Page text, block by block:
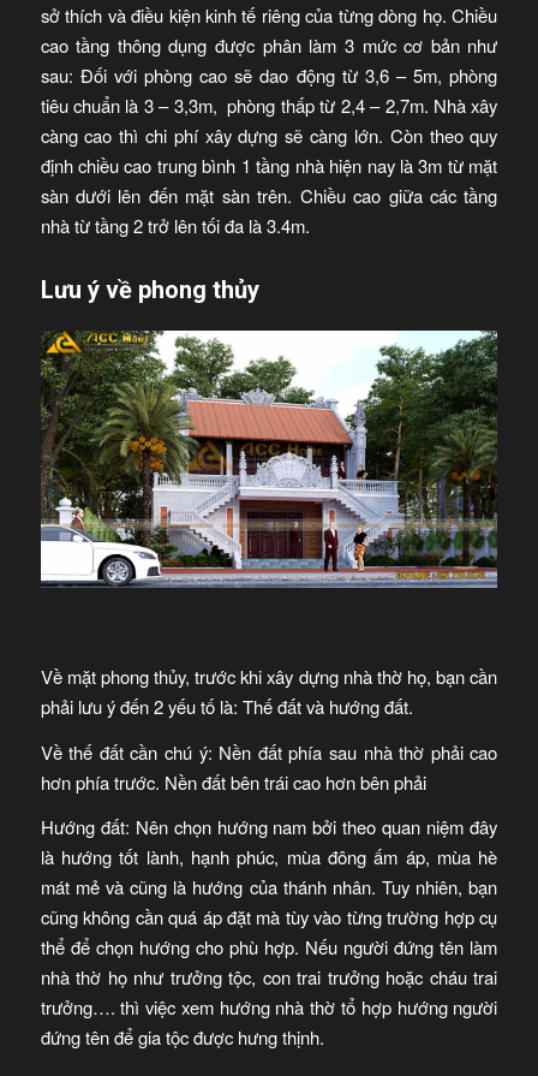
sở thích và điều kiện kinh tế riêng của từng dòng họ. Chiều
cao tầng thông dụng được phân làm 3 mức cơ bản như
sau: Đối với phòng cao sẽ dao động từ 3,6 – 5m, phòng
tiêu chuẩn là 3 – 3,3m, phòng thấp từ 2,4 – 2,7m. Nhà xây
càng cao thì chi phí xây dựng sẽ càng lớn. Còn theo quy
định chiều cao trung bình 1 tầng nhà hiện nay là 3m từ mặt
sàn dưới lên đến mặt sàn trên. Chiều cao giữa các tầng
nhà từ tầng 2 trở lên tối đa là 3.4m.
Lưu ý về phong thủy
Về mặt phong thủy, trước khi xây dựng nhà thờ họ, bạn cần
phải lưu ý đến 2 yếu tố là: Thế đất và hướng đất.
Về thế đất cần chú ý: Nền đất phía sau nhà thờ phải cao
hơn phía trước. Nền đất bên trái cao hơn bên phải
Hướng đất: Nên chọn hướng nam bởi theo quan niệm đây
là hướng tốt lành, hạnh phúc, mùa đông ấm áp, mùa hè
mát mẻ và cũng là hướng của thánh nhân. Tuy nhiên, bạn
cũng không cần quá áp đặt mà tùy vào từng trường hợp cụ
thể để chọn hướng cho phù hợp. Nếu người đứng tên làm
nhà thờ họ như trưởng tộc, con trai trưởng hoặc cháu trai
trưởng…. thì việc xem hướng nhà thờ tổ hợp hướng người
đứng tên để gia tộc được hưng thịnh.